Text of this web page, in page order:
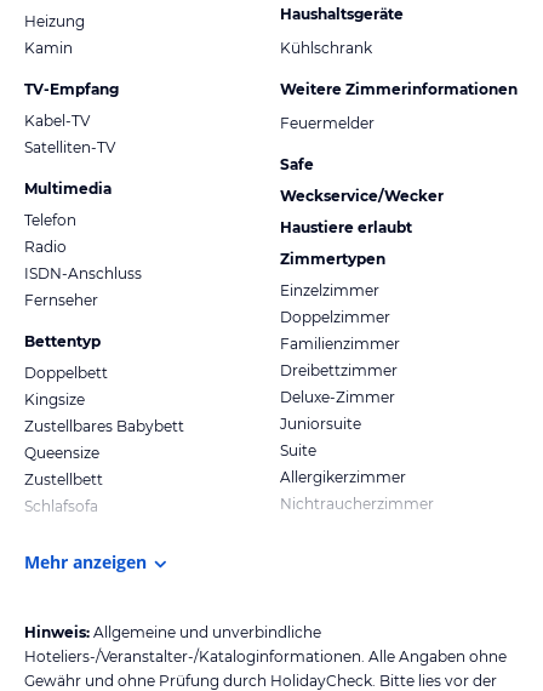
Heizung
Kamin
TV-Empfang
Kabel-TV
Satelliten-TV
Multimedia
Telefon
Radio
ISDN-Anschluss
Fernseher
Bettentyp
Doppelbett
Kingsize
Zustellbares Babybett
Queensize
Zustellbett
Schlafsofa
Haushaltsgeräte
Kühlschrank
Weitere Zimmerinformationen
Feuermelder
Safe
Weckservice/Wecker
Haustiere erlaubt
Zimmertypen
Einzelzimmer
Doppelzimmer
Familienzimmer
Dreibettzimmer
Deluxe-Zimmer
Juniorsuite
Suite
Allergikerzimmer
Nichtraucherzimmer
Mehr anzeigen
Hinweis: Allgemeine und unverbindliche
Hoteliers-/Veranstalter-/Kataloginformationen. Alle Angaben ohne
Gewähr und ohne Prüfung durch HolidayCheck. Bitte lies vor der